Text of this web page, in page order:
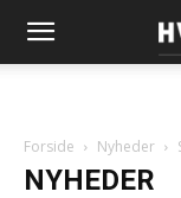
Forside Nyheder
NYHEDER